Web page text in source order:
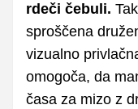
rdeči čebuli.
sproščena
vizualno
omogoča, da
časa za mizo z